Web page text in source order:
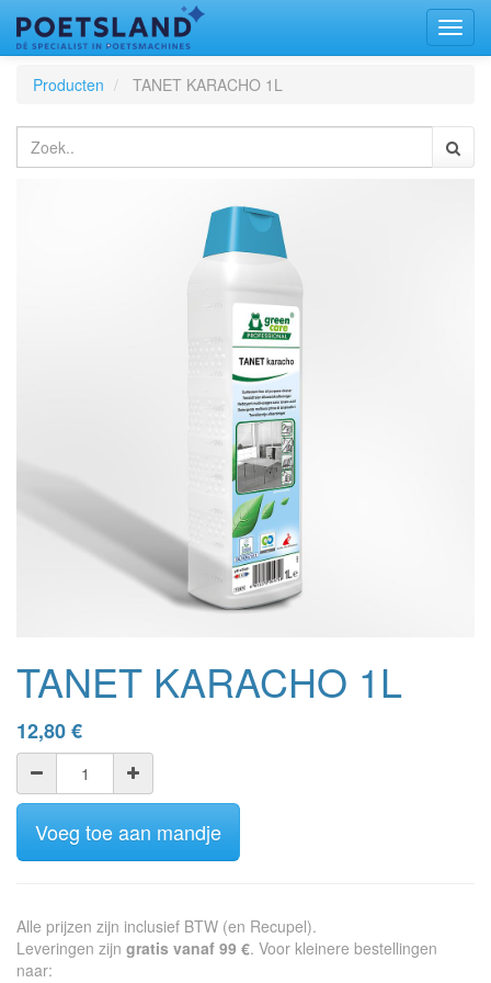
Producten
TANET KARACHO 1L
TANET KARACHO 1L
12,80€
Voeg toe aan mandje
Alle prijzen zijn inclusief BTW (en Recupel).
Leveringen zijn gratis vanaf 99 €. Voor kleinere bestellingen
naar: